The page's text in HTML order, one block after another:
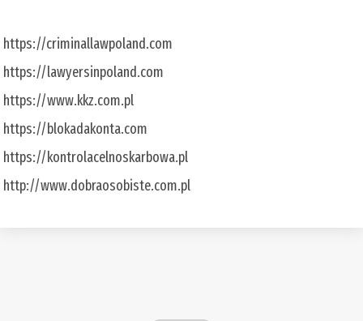
https://criminallawpoland.com
https://lawyersinpoland.com
https://www.kkz.com.pl
https://blokadakonta.com
https://kontrolacelnoskarbowa.pl
http://www.dobraosobiste.com.pl